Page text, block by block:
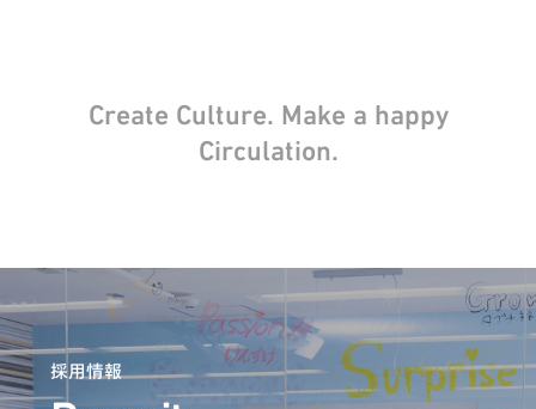
Create Culture. Make a happy
Circulation.
採用情報